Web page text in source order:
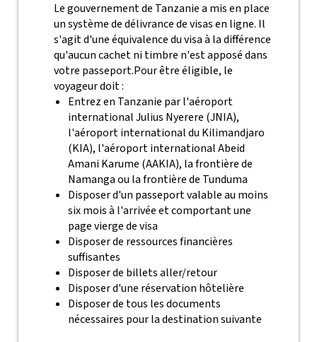
Le gouvernement de Tanzanie a mis en place
un système de délivrance de visas en ligne. Il
s'agit d'une équivalence du visa à la différence
qu'aucun cachet ni timbre n'est apposé dans
votre passeport.Pour être éligible, le
voyageur doit :
Entrez en Tanzanie par l'aéroport
international Julius Nyerere (JNIA),
l'aéroport international du Kilimandjaro
(KIA), l'aéroport international Abeid
Amani Karume (AAKIA), la frontière de
Namanga ou la frontière de Tunduma
Disposer d'un passeport valable au moins
six mois à l'arrivée et comportant une
page vierge de visa
Disposer de ressources financières
suffisantes
Disposer de billets aller/retour
Disposer d'une réservation hôtelière
Disposer de tous les documents
nécessaires pour la destination suivante